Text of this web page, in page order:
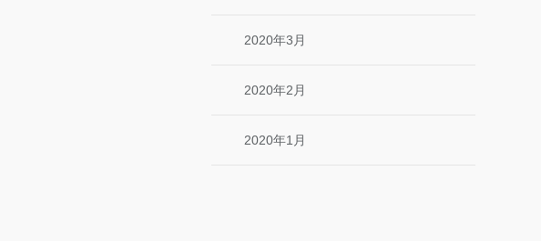
2020年3月
2020年2月
2020年1月